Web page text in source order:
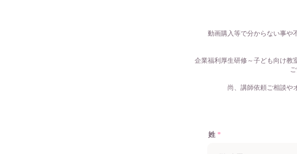
動画購入等で分からない事や
企業福利厚生研修～子ども向け教
尚、講師依頼ご相談や
姓